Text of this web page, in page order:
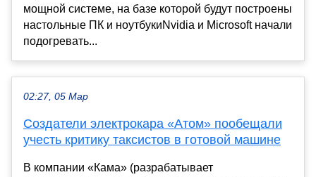
мощной системе, на базе которой будут построены
настольные ПК и ноутбукиNvidia и Microsoft начали
подогревать...
02:27, 05 Мар
Создатели электрокара «Атом» пообещали
учесть критику таксистов в готовой машине
В компании «Кама» (разрабатывает